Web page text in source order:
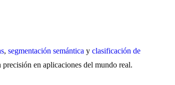
, segmentación semántica y clasificación de
en aplicaciones del mundo real.